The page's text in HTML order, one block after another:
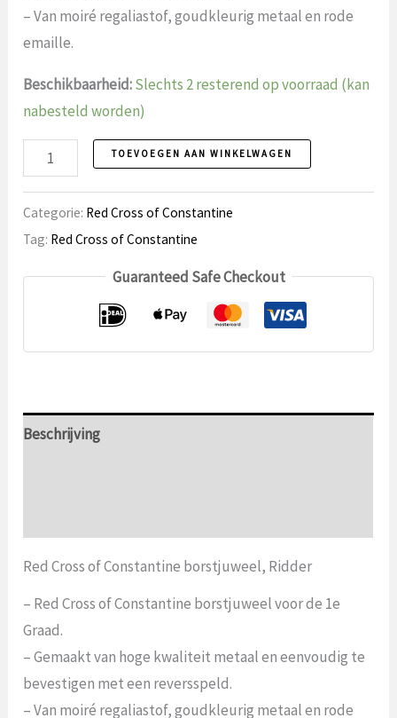
– Van moiré regaliastof, goudkleurig metaal en rode
emaille.
Beschikbaarheid:Slechts 2 resterend op voorraad (kan
nabesteld worden)
Red
Cross
of
Constantine
TOEVOEGEN AAN WINKELWAGEN
Categorie: Red Cross of Constantine
Tag: Red Cross of Constantine
Guaranteed Safe Checkout
Beschrijving
Red Cross of Constantine borstjuweel, Ridder
– Red Cross of Constantine borstjuweel voor de 1e
Graad.
– Gemaakt van hoge kwaliteit metaal en eenvoudig te
bevestigen met een reversspeld.
– Van moiré regaliastof, goudkleurig metaal en rode